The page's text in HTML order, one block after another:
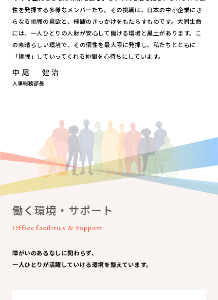
性を発揮する多様なメンバーたち。その挑戦は、日本の中小企業にさ
らなる挑戦の意欲と、飛躍のきっかけをもたらすものです。大同生命
には、一人ひとりの人財が安心して働ける環境と風土があります。こ
の素晴らしい環境で、その個性を最大限に発揮し、私たちとともに
「挑戦」していってくれる仲間を心待ちにしています。
中尾 健治
人事総務部長
働く環境・ サポート
Office facilities & Support
障がいのあるなしに関わらず、
一人ひとりが活躍していける環境を整えています。